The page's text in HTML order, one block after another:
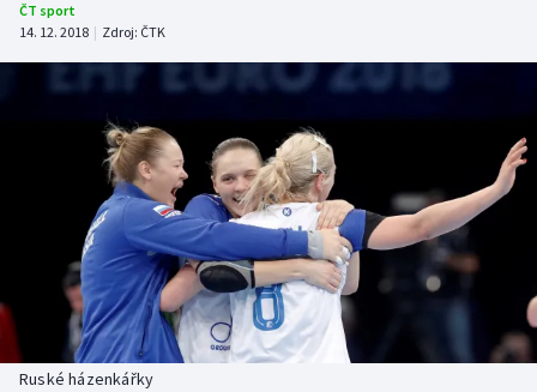
Atletika
Cyklistika
DALŠÍ SPORTY
Americký fotbal
Baseball a softbal
Basketbal
Biatlon
NEPŘEHLÉDNĚTE
Soutěže
Historické návraty
Aplikace ČT sport
ČT sport
14. 12. 2018 | Zdroj: ČTK
Ruské házenkářky